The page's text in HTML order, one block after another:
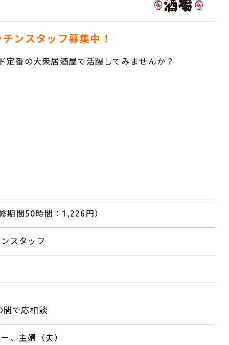
ンスタッフ募集中！
定番の大衆居酒屋で活躍してみませんか？
期間50時間：1,226円）
スタッフ
間で応相談
、主婦（夫）